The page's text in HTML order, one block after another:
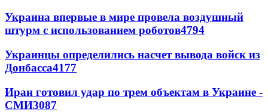
Украина впервые в мире провела воздушный
штурм с использованием роботов4794
Украинцы определились насчет вывода войск из
Донбасса4177
Иран готовил удар по трем объектам в Украине -
СМИ3087